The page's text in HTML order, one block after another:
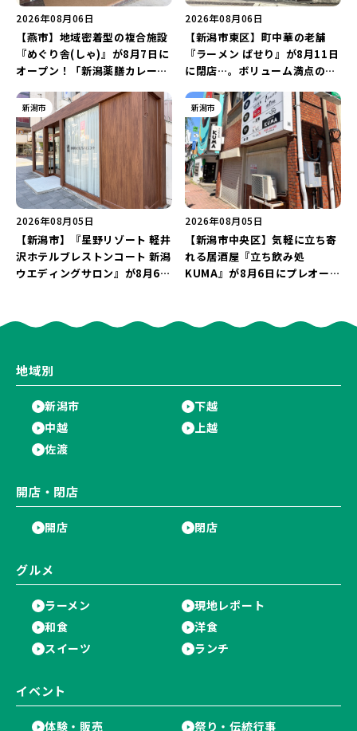
2026年08月06日
【燕市】地域密着型の複合施設
『めぐり舎(しゃ)』が8月7日に
オープン！「新潟薬膳カレー
メニューや漆喰アートを楽しも
う♪
2026年08月06日
【新潟市東区】町中華の老舗
『ラーメン ぱせり』が8月11日
に閉店…。ボリューム満点の名
新潟市
2026年08月05日
【新潟市】『星野リゾート 軽井
沢ホテルブレストンコート 新潟
ウエディングサロン』が8月6日
新潟市
2026年08月05日
【新潟市中央区】気軽に立ち寄
れる居酒屋『立ち飲み処
KUMA』が8月6日にプレオープ
♪
地域別
新潟市
下越
中越
上越
佐渡
開店・閉店
開店 閉店
グルメ
ラーメン
現地レポート
和食
洋食
スイーツ
ランチ
イベント
体験・販売 祭り・伝統行事